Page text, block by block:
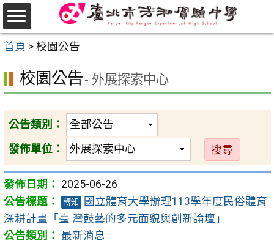
跳
至
主
容
區
首頁 > 校園公告
校園公告- 外展探索中心
公告類別：
發佈單位：
2025-06-26
轉知
國立體育大學辦理113學年度民俗體育
深耕計畫「臺 灣鼓藝的多元面貌與創新論壇」
最新消息
選
單